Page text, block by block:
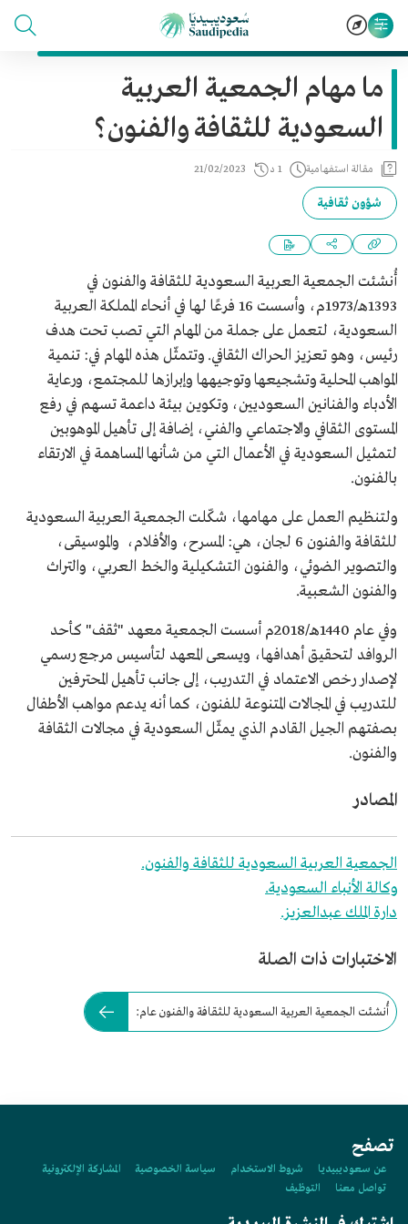
ما مهام الجمعية العربية
السعودية للثقافة والفنون؟
مقالة استفهامية 1 د 21/02/2023
شؤون ثقافية
أُنشئت الجمعية العربية السعودية للثقافة والفنون في
1393هـ/1973م، وأسست 16 فرعًا لها في أنحاء المملكة العربية
السعودية، لتعمل على جملة من المهام التي تصب تحت هدف
رئيس، وهو تعزيز الحراك الثقافي. وتتمثّل هذه المهام في: تنمية
المواهب المحلية وتشجيعها وتوجيهها وإبرازها للمجتمع، ورعاية
الأدباء والفنانين السعوديين، وتكوين بيئة داعمة تسهم في رفع
المستوى الثقافي والاجتماعي والفني، إضافة إلى تأهيل الموهوبين
لتمثيل السعودية في الأعمال التي من شأنها المساهمة في الارتقاء
بالفنون.
ولتنظيم العمل على مهامها، شكّلت الجمعية العربية السعودية
للثقافة والفنون 6 لجان، هي: المسرح، والأفلام، والموسيقى،
والتصوير الضوئي، والفنون التشكيلية والخط العربي، والتراث
والفنون الشعبية.
وفي عام 1440هـ/2018م أسست الجمعية معهد "ثقف" كأحد
الروافد لتحقيق أهدافها، ويسعى المعهد لتأسيس مرجع رسمي
لإصدار رخص الاعتماد في التدريب، إلى جانب تأهيل المحترفين
للتدريب في المجالات المتنوعة للفنون، كما أنه يدعم مواهب الأطفال
بصفتهم الجيل القادم الذي يمثّل السعودية في مجالات الثقافة
والفنون.
المصادر
الجمعية العربية السعودية للثقافة والفنون.
وكالة الأنباء السعودية.
دارة الملك عبدالعزيز.
الاختبارات ذات الصلة
أُنشئت الجمعية العربية السعودية للثقافة والفنون عام:
تصفح
عن سعوديبيديا شروط الاستخدام سياسة الخصوصية
المشاركة الإلكترونية
تواصل معنا
التوظيف